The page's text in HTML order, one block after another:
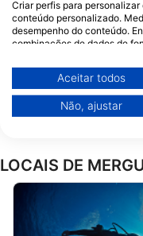
Hotel Royal Orchid,
039 Caniço de
- Portugal
Caniço, PO10 -
Caminho da Ribeira
Natal 30, 9200-031
LOCAIS DE
Criar perfis para
conteúdo personalizado.
desempenho do conteúdo.
combinações de dados de
Você pode encontrar mais
aqui: https://
Os dados podem ser
Ver lista de parceiros (1
Utilizamos os seus dados
Finalidades de
Armazenar e/ou
Aceitar todos
Não, ajustar